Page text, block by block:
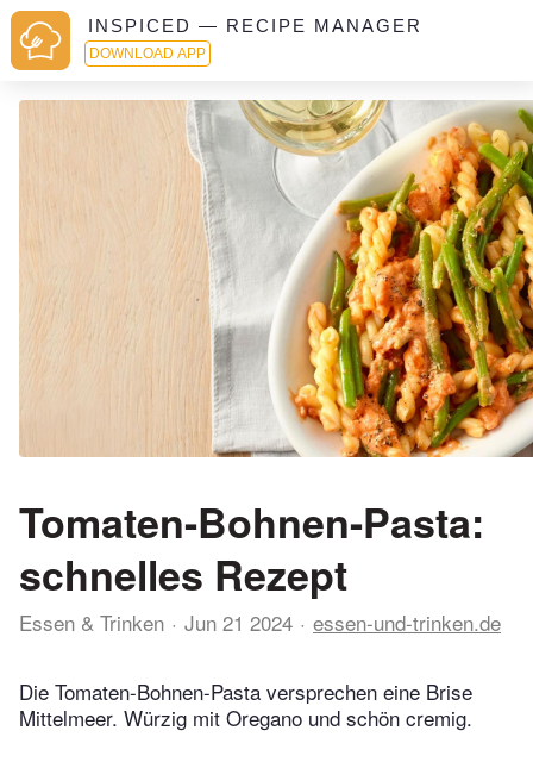
INSPICED — RECIPE MANAGER
DOWNLOAD APP
Tomaten-Bohnen-Pasta:
schnelles Rezept
Essen & Trinken Jun 21 2024 essen-und-trinken.de
Die Tomaten-Bohnen-Pasta versprechen eine Brise
Mittelmeer. Würzig mit Oregano und schön cremig.